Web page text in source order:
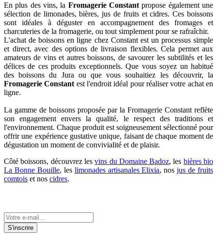
En plus des vins, la Fromagerie Constantpropose également une
sélection de limonades, bières, jus de fruits et cidres. Ces boissons
sont idéales à déguster en accompagnement des fromages et
charcuteries de la fromagerie, ou tout simplement pour se rafraîchir.
L'achat de boissons en ligne chez Constant est un processus simple
et direct, avec des options de livraison flexibles. Cela permet aux
amateurs de vins et autres boissons, de savourer les subtilités et les
délices de ces produits exceptionnels. Que vous soyez un habitué
des boissons du Jura ou que vous souhaitiez les découvrir, la
Fromagerie Constant est l'endroit idéal pour réaliser votre achat en
ligne.
La gamme de boissons proposée par la Fromagerie Constant reflète
son engagement envers la qualité, le respect des traditions et
l'environnement. Chaque produit est soigneusement sélectionné pour
offrir une expérience gustative unique, faisant de chaque moment de
dégustation un moment de convivialité et de plaisir.
Côté boissons, découvrez lesvins du Domaine Badoz, les bières bio
La Bonne Bouille, les limonades artisanales Elixia, nosjus de fruits
comtois et nos cidres.
S'inscrire